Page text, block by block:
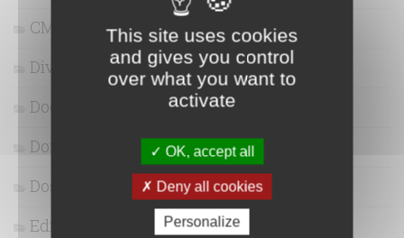
CMS
Divertissement (44)
Docker
Domotique
Dossier
Edito
This site uses cookies
and gives you control
over what you want to
activate
OK, accept all
Deny all cookies
Personalize